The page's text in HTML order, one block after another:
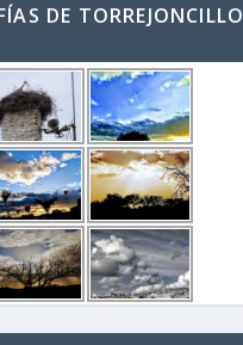
DE TORREJONCILLO